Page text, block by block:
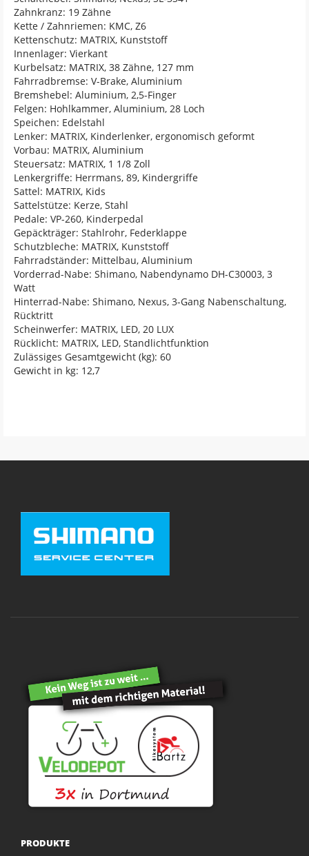
Zahnkranz: 19 Zähne
Kette / Zahnriemen: KMC, Z6
Kettenschutz: MATRIX, Kunststoff
Innenlager: Vierkant
Kurbelsatz: MATRIX, 38 Zähne, 127 mm
Fahrradbremse: V-Brake, Aluminium
Bremshebel: Aluminium, 2,5-Finger
Felgen: Hohlkammer, Aluminium, 28 Loch
Speichen: Edelstahl
Lenker: MATRIX, Kinderlenker, ergonomisch geformt
Vorbau: MATRIX, Aluminium
Steuersatz: MATRIX, 1 1/8 Zoll
Lenkergriffe: Herrmans, 89, Kindergriffe
Sattel: MATRIX, Kids
Sattelstütze: Kerze, Stahl
Pedale: VP-260, Kinderpedal
Gepäckträger: Stahlrohr, Federklappe
Schutzbleche: MATRIX, Kunststoff
Fahrradständer: Mittelbau, Aluminium
Vorderrad-Nabe: Shimano, Nabendynamo DH-C30003, 3
Watt
Hinterrad-Nabe: Shimano, Nexus, 3-Gang Nabenschaltung,
Rücktritt
Scheinwerfer: MATRIX, LED, 20 LUX
Rücklicht: MATRIX, LED, Standlichtfunktion
Zulässiges Gesamtgewicht (kg): 60
Gewicht in kg: 12,7
PRODUKTE